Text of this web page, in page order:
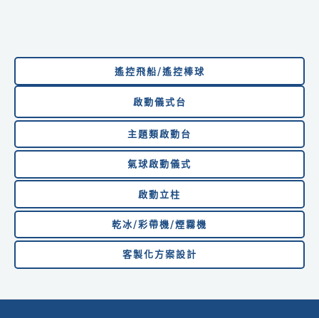
遙控飛船/遙控棒球
啟動儀式台
主題類啟動台
氣球啟動儀式
啟動立柱
乾冰/彩帶機/煙霧機
客製化方案設計